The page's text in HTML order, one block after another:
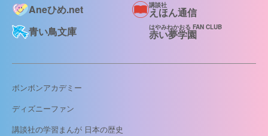
Aneひめ.net
講談社
えほん通信
青い鳥文庫
はやみねかおる FAN CLUB
赤い夢学園
ボンボンアカデミー
ディズニーファン
講談社の学習まんが 日本の歴史